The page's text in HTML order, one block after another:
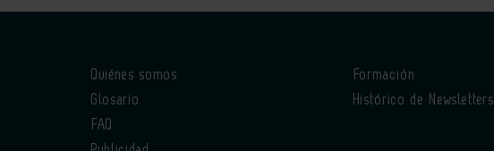
Quiénes somos
Glosario
FAQ
Formación
Histórico de Newsletters